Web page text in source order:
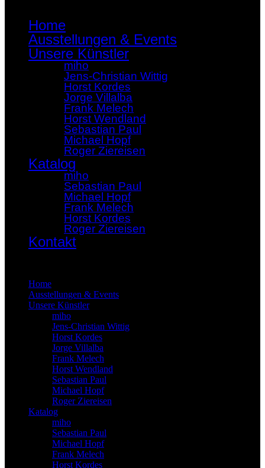
Home
Ausstellungen & Events
Unsere Künstler
miho
Jens-Christian Wittig
Horst Kordes
Jorge Villalba
Frank Melech
Horst Wendland
Sebastian Paul
Michael Hopf
Roger Ziereisen
Katalog
miho
Sebastian Paul
Michael Hopf
Frank Melech
Horst Kordes
Roger Ziereisen
Kontakt
Home
Ausstellungen & Events
Unsere Künstler
miho
Jens-Christian Wittig
Horst Kordes
Jorge Villalba
Frank Melech
Horst Wendland
Sebastian Paul
Michael Hopf
Roger Ziereisen
Katalog
miho
Sebastian Paul
Michael Hopf
Frank Melech
Horst Kordes